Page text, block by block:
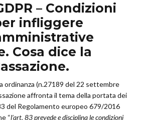
– Condizioni
infliggere
Cosa dice la
ordinanza (n.27189 del 22 settembre
affronta il tema della portata dei
del Regolamento europeo 679/2016
“l’art. 83 prevede e disciplina le condizioni